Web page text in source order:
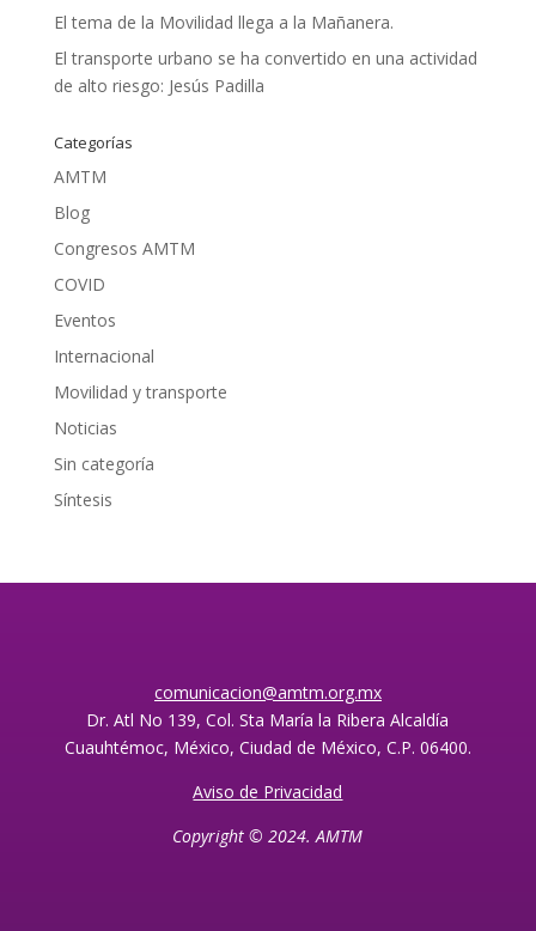
El tema de la Movilidad llega a la Mañanera.
El transporte urbano se ha convertido en una actividad
de alto riesgo: Jesús Padilla
Categorías
AMTM
Blog
Congresos AMTM
COVID
Eventos
Internacional
Movilidad y transporte
Noticias
Sin categoría
Síntesis
comunicacion@amtm.org.mx
Dr. Atl No 139, Col. Sta María la Ribera Alcaldía
Cuauhtémoc, México, Ciudad de México, C.P. 06400.
Aviso de Privacidad
Copyright © 2024. AMTM